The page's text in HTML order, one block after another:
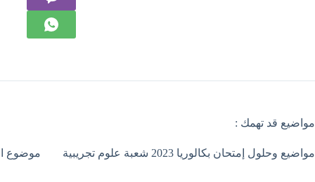
مواضيع قد تهمك :
مواضيع وحلول إمتحان بكالوريا 2023 شعبة علوم تجريبية موضوع الفلسفة